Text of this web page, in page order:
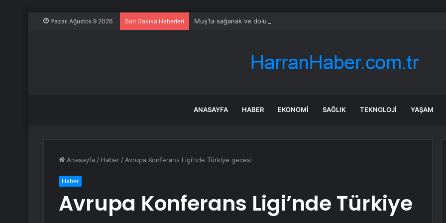
Pazar, Ağustos 9 2026 Son Dakika Haberleri Muş’ta sağanak ve dolu yağışı: İş yerlerini su bastı
ANASAYFA HABER EKONOMI SAĞLIK TEKNOLOJI YAŞAM
Anasayfa / Haber / Avrupa Konferans Ligi’nde Türkiye gecesi
Haber
Avrupa Konferans Ligi’nde Türkiye